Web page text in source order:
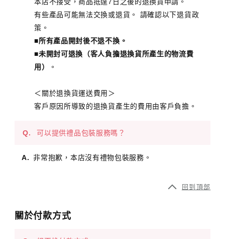
有些產品可能無法交換或退貨。 請確認以下退貨政
策。
■所有產品開封後不退不換。
■未開封可退換（客人負擔退換貨所產生的物流費
用）
。
＜關於退換貨運送費用＞
客戶原因所導致的退換貨產生的費用由客戶負擔。
可以提供禮品包裝服務嗎？
非常抱歉，本店沒有禮物包裝服務。
回到頂部
關於付款方式